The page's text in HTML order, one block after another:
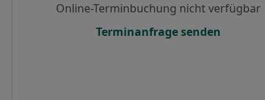
Online-Terminbuchung nicht verfügbar
Terminanfrage senden